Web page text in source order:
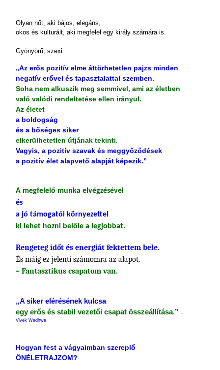
Olyan nőt, aki bájos, elegáns,
okos és kulturált, aki megfelel egy király számára is.
Gyönyörű, szexi.
„Az erős pozitív elme áttörhetetlen pajzs minden
negatív erővel és tapasztalattal szemben.
Soha nem alkuszik meg semmivel, ami az életben
való valódi rendeltetése ellen irányul.
Az életet
a boldogság
és a bőséges siker
elkerülhetetlen útjának tekinti.
Vagyis, a pozitív szavak és meggyőződések
a pozitív élet alapvető alapját képezik.”
A megfelelő munka elvégzésével
és
a jó támogatói környezettel
ki lehet hozni belőle a legjobbat.
Rengeteg időt és energiát fektettem bele.
És máig ez jelenti számomra az alapot.
– Fantasztikus csapatom van.
„A siker elérésének kulcsa
egy erős és stabil vezetői csapat összeállítása.” –
Vivek Wadhwa
Hogyan fest a vágyaimban szereplő
ÖNÉLETRAJZOM?